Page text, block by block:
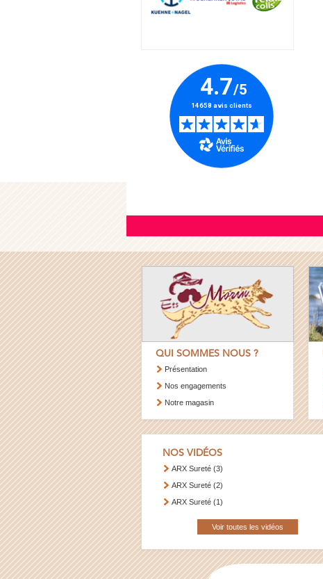
QUI SOMMES NOUS ?
Présentation
Nos engagements
Notre magasin
NOS VIDÉOS
ARX Sureté (3)
ARX Sureté (2)
ARX Sureté (1)
Voir toutes les vidéos